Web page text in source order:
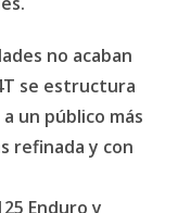
no acaban
se estructura
un público más
refinada y con
Enduro y